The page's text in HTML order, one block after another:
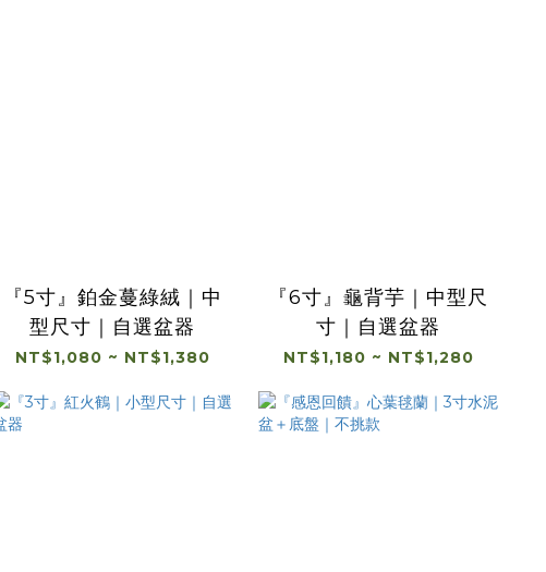
『5寸』鉑金蔓綠絨｜中
型尺寸｜自選盆器
NT$1,080 ~ NT$1,380
『6寸』龜背芋｜中型尺
寸｜自選盆器
NT$1,180 ~ NT$1,280